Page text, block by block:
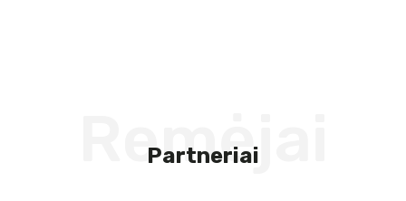
Remėjai
Partneriai